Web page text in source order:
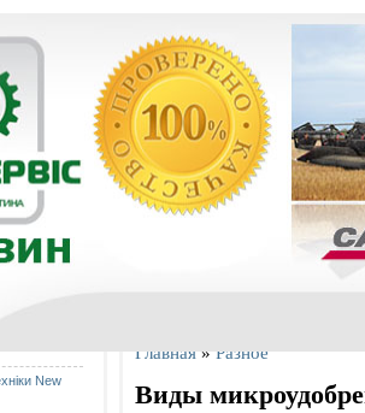
New
Главная»Разное
Виды